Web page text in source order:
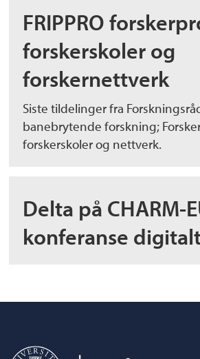
FRIPPRO
forskerskoler og
forskernettverk
Siste tildelinger fra
banebrytende forskning;
forskerskoler og nettverk.
Delta på CHARM-
konferanse